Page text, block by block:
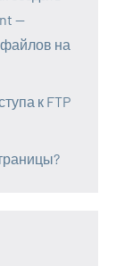
—
на
к FTP